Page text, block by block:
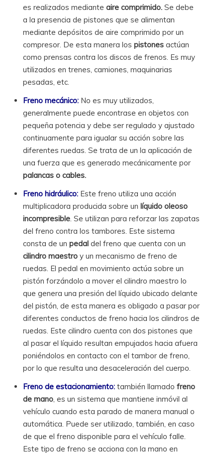
es realizados medianteaire comprimido. Se debe
a la presencia de pistones que se alimentan
mediante depósitos de aire comprimido por un
compresor. De esta manera lospistones actúan
como prensas contra los discos de frenos. Es muy
utilizados en trenes, camiones, maquinarias
pesadas, etc.
Freno mecánico: No es muy utilizados,
generalmente puede encontrase en objetos con
pequeña potencia y debe ser regulado y ajustado
continuamente para igualar su acción sobre las
diferentes ruedas. Se trata de un la aplicación de
una fuerza que es generado mecánicamente por
palancas o cables.
Freno hidráulico: Este freno utiliza una acción
multiplicadora producida sobre unlíquido oleoso
incompresible . Se utilizan para reforzar las zapatas
del freno contra los tambores. Este sistema
consta de unpedal del freno que cuenta con un
cilindro maestro y un mecanismo de freno de
ruedas. El pedal en movimiento actúa sobre un
pistón forzándolo a mover el cilindro maestro lo
que genera una presión del líquido ubicado delante
del pistón, de esta manera es obligado a pasar por
diferentes conductos de freno hacia los cilindros de
ruedas. Este cilindro cuenta con dos pistones que
al pasar el líquido resultan empujados hacia afuera
poniéndolos en contacto con el tambor de freno,
por lo que resulta una desaceleración del cuerpo.
Freno de estacionamiento: también llamado freno
de mano , es un sistema que mantiene inmóvil al
vehículo cuando esta parado de manera manual o
automática. Puede ser utilizado, también, en caso
de que el freno disponible para el vehículo falle.
Este tipo de freno se acciona con la mano en